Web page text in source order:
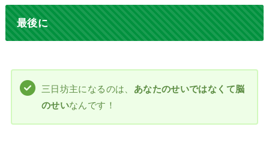
最後に
三日坊主になるのは、 あなたのせいではなくて脳
のせいなんです！